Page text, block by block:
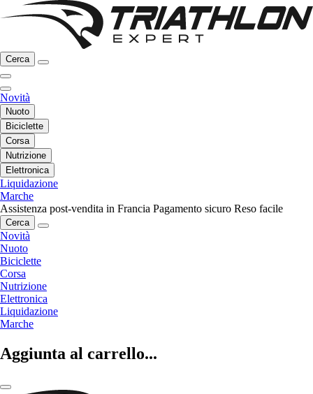
Cerca
Novità
Nuoto
Biciclette
Corsa
Nutrizione
Elettronica
Liquidazione
Marche
Assistenza post-vendita in Francia Pagamento sicuro Reso facile
Cerca
Novità
Nuoto
Biciclette
Corsa
Nutrizione
Elettronica
Liquidazione
Marche
Aggiunta al carrello...